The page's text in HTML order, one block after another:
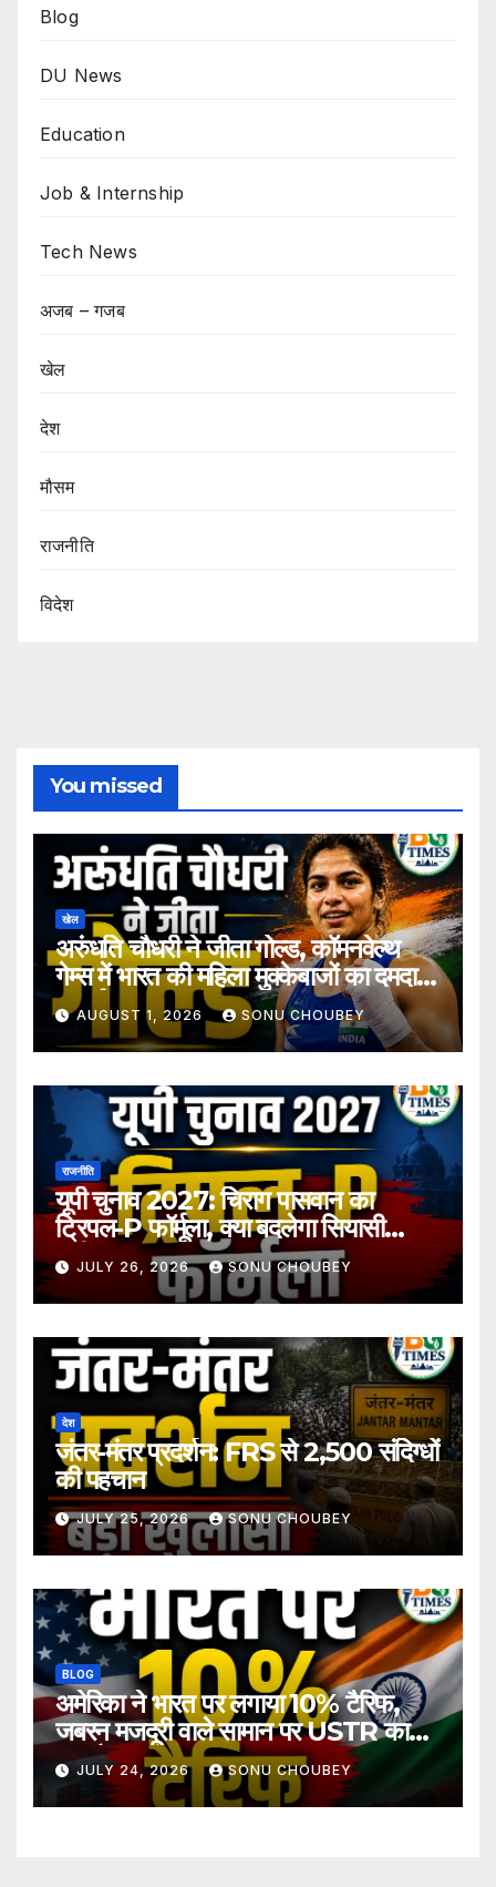
Blog
DU News
Education
Job & Internship
Tech News
अजब – गजब
खेल
देश
मौसम
राजनीति
विदेश
You missed
खेल
अरुंधति चौधरी ने जीता गोल्ड, कॉमनवेल्थ
गेम्स में भारत की महिला मुक्केबाजों का दमदार
प्रदर्शन
AUGUST 1, 2026 SONU CHOUBEY
राजनीति
यूपी चुनाव 2027: चिराग पासवान का
ट्रिपल-P फॉर्मूला, क्या बदलेगा सियासी
समीकरण?
JULY 26, 2026 SONU CHOUBEY
देश
जंतर-मंतर प्रदर्शन: FRS से 2,500 संदिग्धों
की पहचान
JULY 25, 2026 SONU CHOUBEY
BLOG
अमेरिका ने भारत पर लगाया 10% टैरिफ,
जबरन मजदूरी वाले सामान पर USTR का
बड़ा फैसला
JULY 24, 2026 SONU CHOUBEY